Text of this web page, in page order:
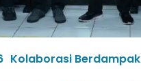
Kolaborasi Berdampak